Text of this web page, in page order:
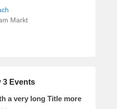
Markt
3 Events
a very long Title more